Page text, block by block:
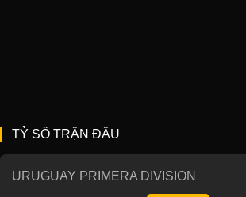
TỶ SỐ TRẬN ĐẤU
URUGUAY PRIMERA DIVISION